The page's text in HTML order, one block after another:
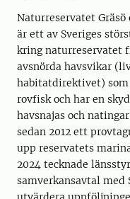
Naturreservatet Gräsö
är ett av Sveriges
kring naturreservatet
avsnörda havsvikar
habitatdirektivet)
rovfisk och har en
havsnajas och
sedan 2012 ett
upp reservatets
2024 tecknade
samverkansavtal med